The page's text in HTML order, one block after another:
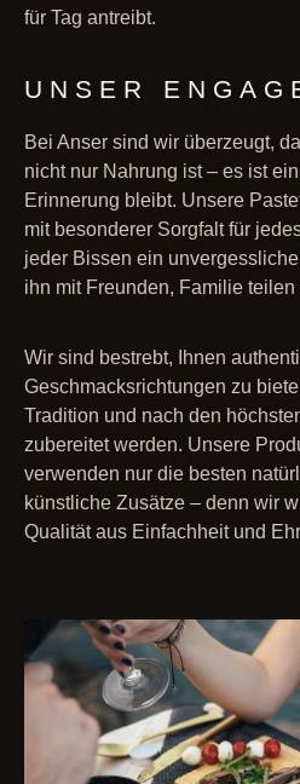
für Tag antreibt.
UNSER
Bei Anser sind wir überzeugt,
nicht nur Nahrung ist – es ist
Erinnerung bleibt. Unsere
mit besonderer Sorgfalt für
jeder Bissen ein
ihn mit Freunden, Familie
Wir sind bestrebt, Ihnen
Geschmacksrichtungen zu
Tradition und nach den
zubereitet werden. Unsere
verwenden nur die besten
künstliche Zusätze – denn wir
Qualität aus Einfachheit und